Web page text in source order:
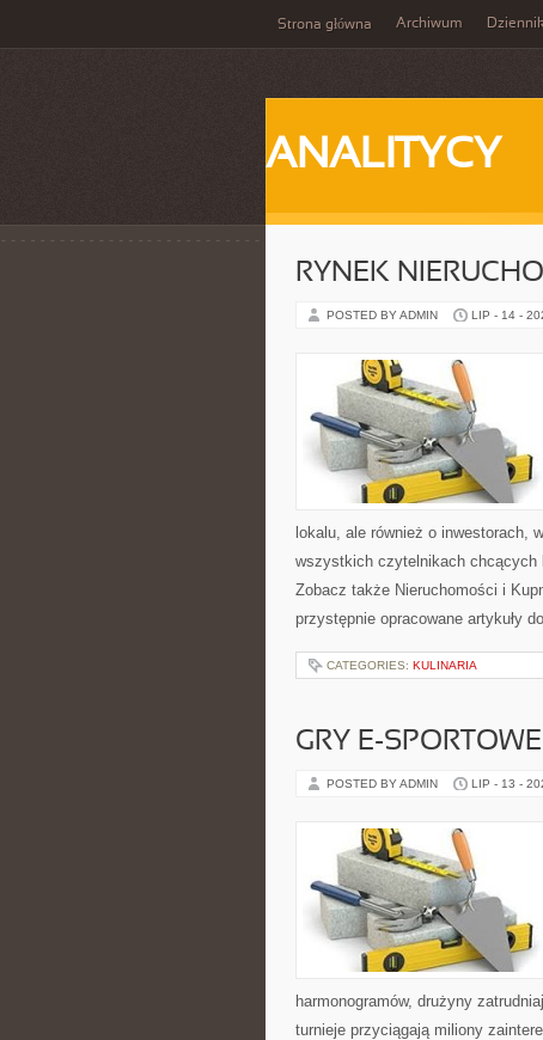
Strona główna Archiwum
ANALITYCY
RYNEK
POSTED BY ADMIN LIP - 14 -
lokalu, ale również o inwestorach,
wszystkich czytelnikach chcących
Zobacz także Nieruchomości i
przystępnie opracowane artykuły
CATEGORIES: KULINARIA
GRY E-SPORTOWE
POSTED BY ADMIN LIP - 13 -
harmonogramów, drużyny
turnieje przyciągają miliony